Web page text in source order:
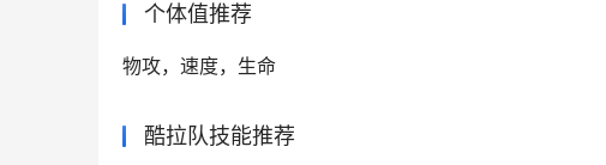
个体值推荐
物攻，速度，生命
酷拉队技能推荐